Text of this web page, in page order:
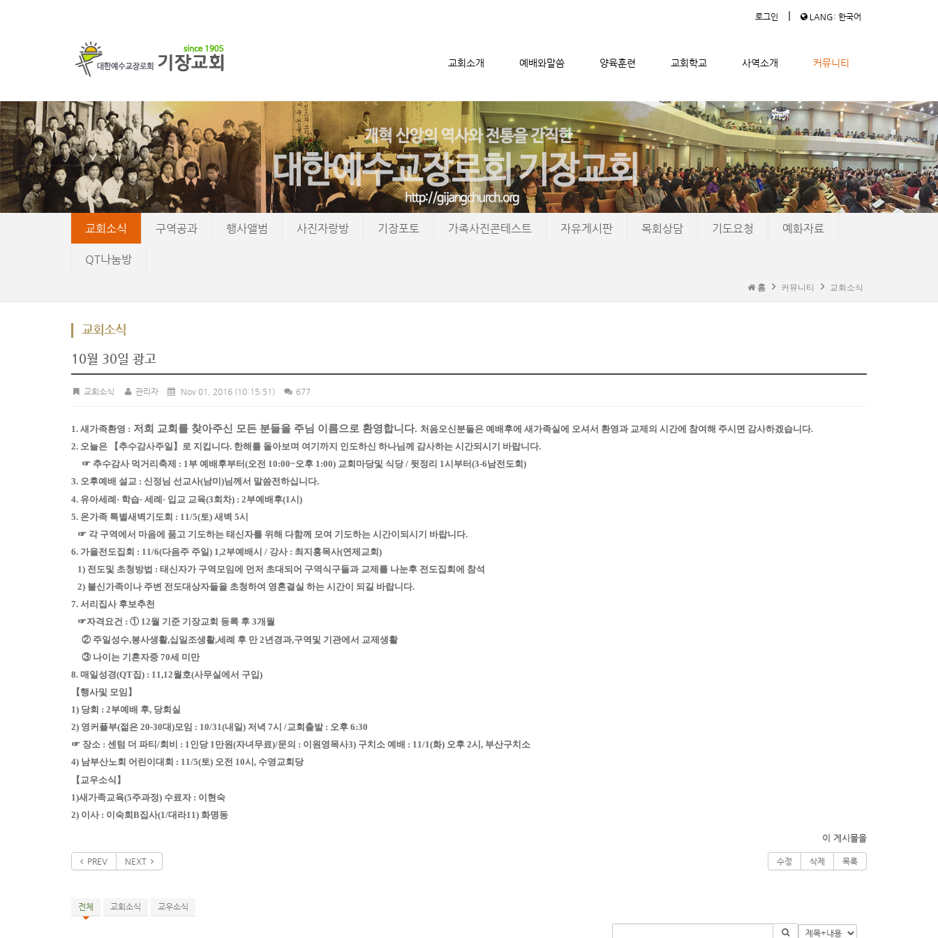
로그인 | LANG: 한국어
교회소개 예배와말씀 양육훈련 교회학교 사역소개 커뮤니티
메뉴 건너뛰기
교회소식 구역공과 행사앨범 사진자랑방 기장포토 가족사진콘테스트 자유게시판 목회상담 기도요청 예화자료
QT나눔방
홈 커뮤니티 교회소식
교회소식
10월 30일 광고
교회소식 관리자 Nov 01, 2016 (10:15:51) 677
1. 새가족환영 : 저희 교회를 찾아주신 모든 분들을 주님 이름으로 환영합니다. 처음오신분들은 예배후에 새가족실에 오셔서 환영과 교제의 시간에 참여해 주시면 감사하겠습니다.
2. 오늘은 【추수감사주일】로 지킵니다. 한해를 돌아보며 여기까지 인도하신 하나님께 감사하는 시간되시기 바랍니다.
☞ 추수감사 먹거리축제 : 1부 예배후부터(오전 10:00~오후 1:00) 교회마당및 식당 / 뒷정리 1시부터(3-6남전도회)
3. 오후예배 설교 : 신정님 선교사(남미)님께서 말씀전하십니다.
4. 유아세례· 학습· 세례· 입교 교육(3회차) : 2부예배후(1시)
5. 온가족 특별새벽기도회 : 11/5(토) 새벽 5시
☞ 각 구역에서 마음에 품고 기도하는 태신자를 위해 다함께 모여 기도하는 시간이되시기 바랍니다.
6. 가을전도집회 : 11/6(다음주 주일) 1,2부예배시 / 강사 : 최지홍목사(연제교회)
1) 전도및 초청방법 : 태신자가 구역모임에 먼저 초대되어 구역식구들과 교제를 나눈후 전도집회에 참석
2) 불신가족이나 주변 전도대상자들을 초청하여 영혼결실 하는 시간이 되길 바랍니다.
7. 서리집사 후보추천
☞자격요건 : ① 12월 기준 기장교회 등록 후 3개월
② 주일성수,봉사생활,십일조생활,세례 후 만 2년경과,구역및 기관에서 교제생활
③ 나이는 기혼자중 70세 미만
8. 매일성경(QT집) : 11,12월호(사무실에서 구입)
【행사및 모임】
1) 당회 : 2부예배 후, 당회실
2) 영커플부(젊은 20-30대)모임 : 10/31(내일) 저녁 7시 /교회출발 : 오후 6:30
☞ 장소 : 센텀 더 파티/회비 : 1인당 1만원(자녀무료)/문의 : 이원영목사3) 구치소 예배 : 11/1(화) 오후 2시, 부산구치소
4) 남부산노회 어린이대회 : 11/5(토) 오전 10시, 수영교회당
【교우소식】
1)새가족교육(5주과정) 수료자 : 이현숙
2) 이사 : 이숙희B집사(1/대라11) 화명동
이 게시물을
PREV NEXT 수정 삭제 목록
전체 교회소식 교우소식